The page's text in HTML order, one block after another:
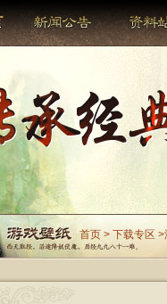
首页 > 下载专区 >